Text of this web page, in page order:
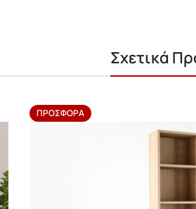
Σχετικά
ΠΡΟΣΦΟΡΆ